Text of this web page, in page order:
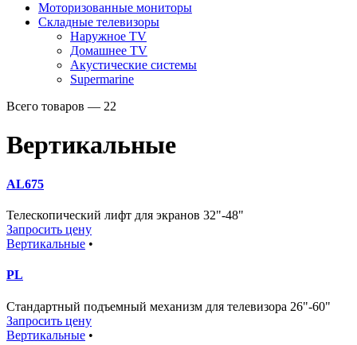
Моторизованные мониторы
Складные телевизоры
Наружное TV
Домашнее TV
Акустические системы
Supermarine
Всего товаров — 22
Вертикальные
AL675
Телескопический лифт для экранов 32"-48"
Запросить цену
Вертикальные •
PL
Стандартный подъемный механизм для телевизора 26"-60"
Запросить цену
Вертикальные •